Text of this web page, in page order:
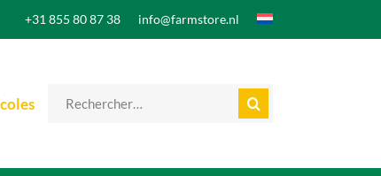
+31 855 80 87 38 info@farmstore.nl